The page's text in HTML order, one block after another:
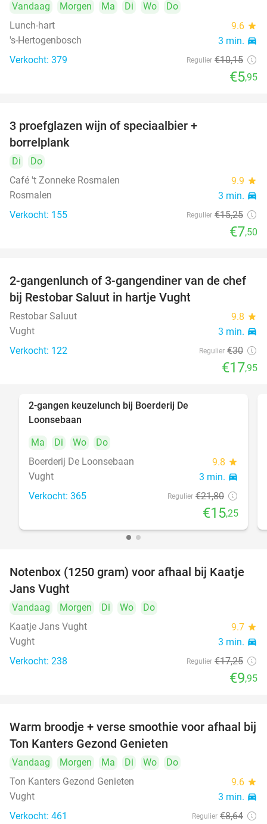
Vandaag Morgen Ma Di Wo
Do
Lunch-hart
9.6 star
's-Hertogenbosch 3 min. directions_car
Verkocht: 379 Regulier €10,15
€5,95
3 proefglazen wijn of speciaalbier +
borrelplank
Di
Do
Café 't Zonneke Rosmalen
9.9 star
Rosmalen 3 min. directions_car
Verkocht: 155 Regulier €15,25
€7,50
40%
2-gangenlunch of 3-gangendiner van de chef
bij Restobar Saluut in hartje Vught
Restobar Saluut 9.8 star
Vught 3 min. directions_car
Verkocht: 122 Regulier €30
€17,95
2-gangen keuzelunch bij Boerderij De
Loonsebaan
Ma
Di Wo
Do
Boerderij De Loonsebaan
9.8 star
Vught 3 min. directions_car
Verkocht: 365 Regulier €21,80
€15,25
42%
Notenbox (1250 gram) voor afhaal bij Kaatje
Jans Vught
Vandaag Morgen Di Wo
Do
Kaatje Jans Vught
9.7 star
Vught 3 min. directions_car
Verkocht: 238 Regulier €17,25
€9,95
43%
Warm broodje + verse smoothie voor afhaal bij
Ton Kanters Gezond Genieten
Vandaag Morgen Ma Di Wo
Do
Ton Kanters Gezond Genieten
9.6 star
Vught 3 min. directions_car
Verkocht: 461 Regulier €8,64